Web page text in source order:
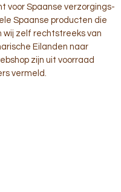
voor Spaanse verzorgings-
Spaanse producten die
wij zelf rechtstreeks van
Eilanden naar
zijn uit voorraad
vermeld.